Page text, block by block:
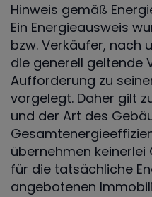
Hinweis gemäß
Ein Energieausweis
bzw. Verkäufer, nach
die generell geltende
Aufforderung zu
vorgelegt. Daher gilt
und der Art des
übernehmen
für die tatsächliche
angebotenen